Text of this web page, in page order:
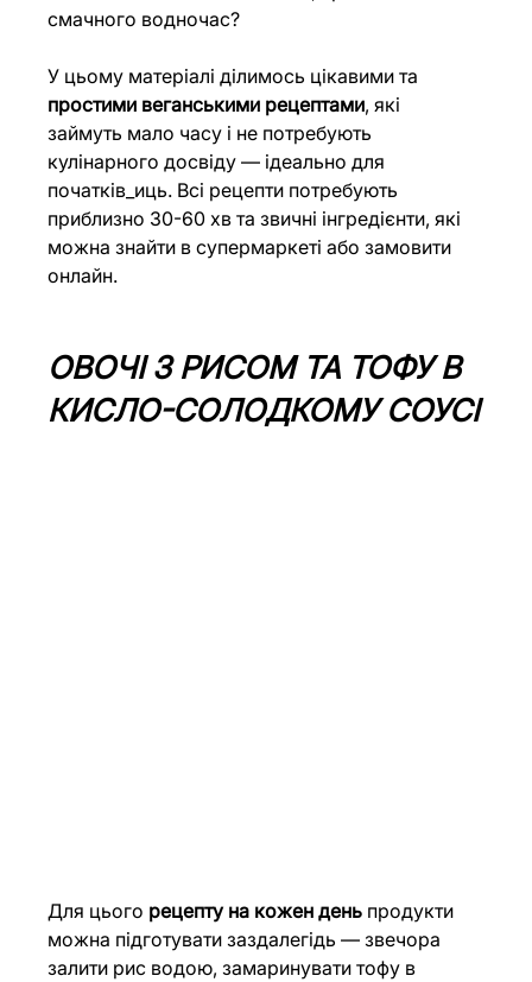
смачного водночас?
У цьому матеріалі ділимось цікавими та
простими веганськими рецептами, які
займуть мало часу і не потребують
кулінарного досвіду — ідеально для
початків_иць. Всі рецепти потребують
приблизно 30-60 хв та звичні інгредієнти, які
можна знайти в супермаркеті або замовити
онлайн.
ОВОЧІ З РИСОМ ТА ТОФУ В
КИСЛО-СОЛОДКОМУ СОУСІ
Для цього рецепту на кожен день продукти
можна підготувати заздалегідь — звечора
залити рис водою, замаринувати тофу в